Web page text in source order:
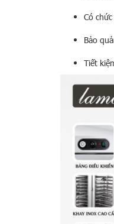
Có
Bảo
Tiết